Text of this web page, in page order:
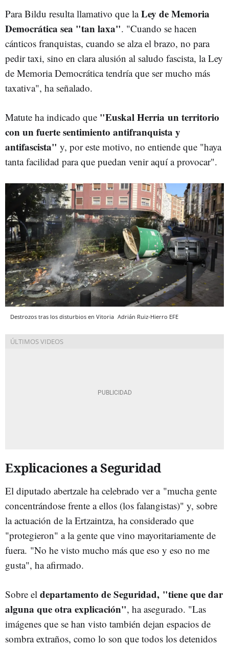
Para Bildu resulta llamativo que laLey de Memoria
Democrática sea "tan laxa". "Cuando se hacen
cánticos franquistas, cuando se alza el brazo, no para
pedir taxi, sino en clara alusión al saludo fascista, la Ley
de Memoria Democrática tendría que ser mucho más
taxativa", ha señalado.
Matute ha indicado que "Euskal Herria un territorio
con un fuerte sentimiento antifranquista y
antifascista" y, por este motivo, no entiende que "haya
tanta facilidad para que puedan venir aquí a provocar".
Destrozos tras los disturbios en Vitoria Adrián Ruiz-Hierro EFE
Explicaciones a Seguridad
El diputado abertzale ha celebrado ver a "mucha gente
concentrándose frente a ellos (los falangistas)" y, sobre
la actuación de la Ertzaintza, ha considerado que
"protegieron" a la gente que vino mayoritariamente de
fuera. "No he visto mucho más que eso y eso no me
gusta", ha afirmado.
Sobre el departamento de Seguridad, "tiene que dar
alguna que otra explicación", ha asegurado. "Las
imágenes que se han visto también dejan espacios de
sombra extraños, como lo son que todos los detenidos